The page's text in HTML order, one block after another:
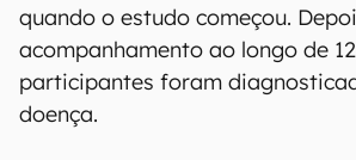
quando o estudo começou.
acompanhamento ao longo de
participantes foram
doença.